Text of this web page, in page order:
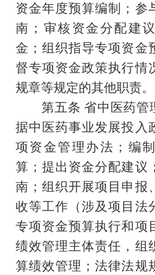
资金年度预算编制；参
南；审核资金分配建
金；组织指导专项资金
督专项资金政策执行情
规章等规定的其他职责。
第五条 省中医药管
据中医药事业发展投入
项资金管理办法；编
算；提出资金分配建议
南；组织开展项目申报
收等工作（涉及项目法
专项资金预算执行和项
绩效管理主体责任，组
算绩效管理；法律法规